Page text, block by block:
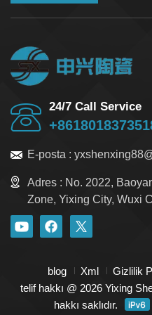
Aşınma ve korozyon
seramik tutuculu
24/7 Call Service
E-posta :
Adres : No. 2022,
Zone, Yixing City, Wuxi
blog Xml Gizlilik
telif hakkı @ 2026 Yixing
hakkı saklıdır.